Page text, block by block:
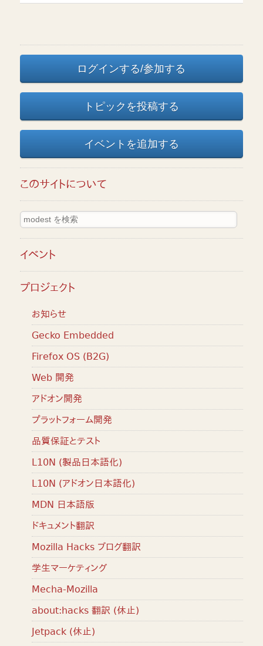
ログインする/参加する
トピックを投稿する
イベントを追加する
このサイトについて
イベント
プロジェクト
お知らせ
Gecko Embedded
Firefox OS (B2G)
Web 開発
アドオン開発
プラットフォーム開発
品質保証とテスト
L10N (製品日本語化)
L10N (アドオン日本語化)
MDN 日本語版
ドキュメント翻訳
Mozilla Hacks ブログ翻訳
学生マーケティング
Mecha-Mozilla
about:hacks 翻訳 (休止)
Jetpack (休止)